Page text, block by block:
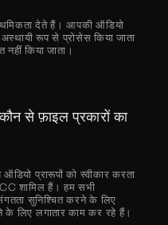
देते हैं। आपकी ऑडियो
रूप से प्रोसेस किया जाता
नहीं किया जाता।
से फ़ाइल प्रकारों का
शामिल हैं। हम सभी
सुनिश्चित करने के लिए
के लिए लगातार काम कर रहे हैं।